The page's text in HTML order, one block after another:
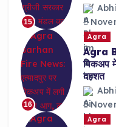
15
16
Agra
Agra
पिकअप
दहशत
Agra